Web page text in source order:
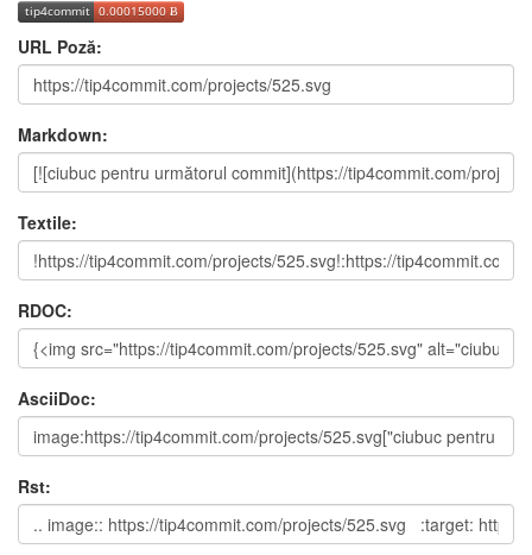
URL Poză:
Markdown:
Textile:
RDOC:
AsciiDoc:
Rst: